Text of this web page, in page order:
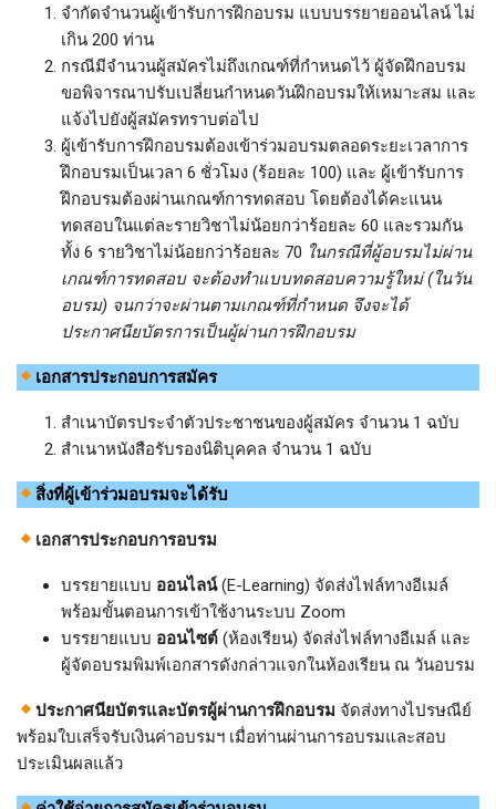
จำกัดจำนวนผู้เข้ารับการฝึกอบรม แบบบรรยายออนไลน์ ไม่
เกิน 200 ท่าน
กรณีมีจำนวนผู้สมัครไม่ถึงเกณฑ์ที่กำหนดไว้ ผู้จัดฝึกอบรม
ขอพิจารณาปรับเปลี่ยนกำหนดวันฝึกอบรมให้เหมาะสม และ
แจ้งไปยังผู้สมัครทราบต่อไป
ผู้เข้ารับการฝึกอบรมต้องเข้าร่วมอบรมตลอดระยะเวลาการ
ฝึกอบรมเป็นเวลา 6 ชั่วโมง (ร้อยละ 100) และ ผู้เข้ารับการ
ฝึกอบรมต้องผ่านเกณฑ์การทดสอบ โดยต้องได้คะแนน
ทดสอบในแต่ละรายวิชาไม่น้อยกว่าร้อยละ 60 และรวมกัน
ทั้ง 6 รายวิชาไม่น้อยกว่าร้อยละ 70 ในกรณีที่ผู้อบรมไม่ผ่าน
เกณฑ์การทดสอบ จะต้องทำแบบทดสอบความรู้ใหม่ (ในวัน
อบรม) จนกว่าจะผ่านตามเกณฑ์ที่กำหนด จึงจะได้
ประกาศนียบัตรการเป็นผู้ผ่านการฝึกอบรม
เอกสารประกอบการสมัคร
สำเนาบัตรประจำตัวประชาชนของผู้สมัคร จำนวน 1 ฉบับ
สำเนาหนังสือรับรองนิติบุคคล จำนวน 1 ฉบับ
สิ่งที่ผู้เข้าร่วมอบรมจะได้รับ
เอกสารประกอบการอบรม
บรรยายแบบ ออนไลน์(E-Learning) จัดส่งไฟล์ทางอีเมล์
พร้อมขั้นตอนการเข้าใช้งานระบบ Zoom
บรรยายแบบ ออนไซต์ (ห้องเรียน) จัดส่งไฟล์ทางอีเมล์ และ
ผู้จัดอบรมพิมพ์เอกสารดังกล่าวแจกในห้องเรียน ณ วันอบรม
ประกาศนียบัตรและบัตรผู้ผ่านการฝึกอบรม จัดส่งทางไปรษณีย์
พร้อมใบเสร็จรับเงินค่าอบรมฯ เมื่อท่านผ่านการอบรมและสอบ
ประเมินผลแล้ว